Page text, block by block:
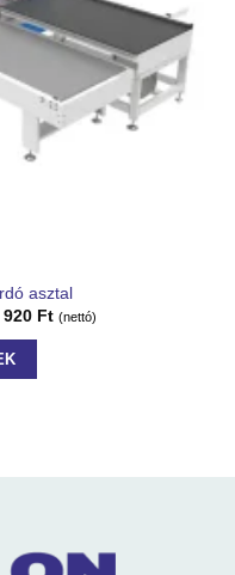
asztal
920 Ft (nettó)